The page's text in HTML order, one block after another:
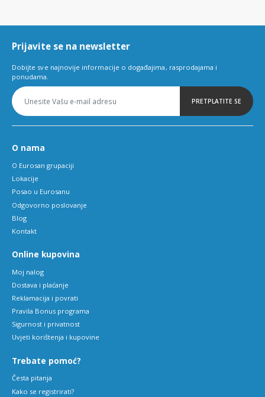
6
Prijavite se na newsletter
Dobijte sve najnovije informacije o događajima, rasprodajama i
ponudama.
PRETPLATITE SE
O nama
O Eurosan grupaciji
Lokacije
Posao u Eurosanu
Odgovorno poslovanje
Blog
Kontakt
Online kupovina
Moj nalog
Dostava i plaćanje
Reklamacija i povrati
Pravila Bonus programa
Sigurnost i privatnost
Uvjeti korištenja i kupovine
Trebate pomoć?
Česta pitanja
Kako se registrirati?